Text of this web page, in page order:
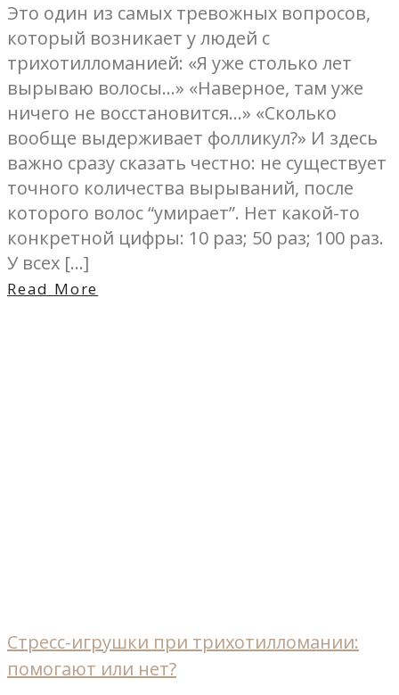
Это один из самых тревожных вопросов,
который возникает у людей с
трихотилломанией: «Я уже столько лет
вырываю волосы…» «Наверное, там уже
ничего не восстановится…» «Сколько
вообще выдерживает фолликул?» И здесь
важно сразу сказать честно: не существует
точного количества вырываний, после
которого волос “умирает”. Нет какой-то
конкретной цифры: 10 раз; 50 раз; 100 раз.
У всех […]
Read More
Стресс-игрушки при трихотилломании:
помогают или нет?